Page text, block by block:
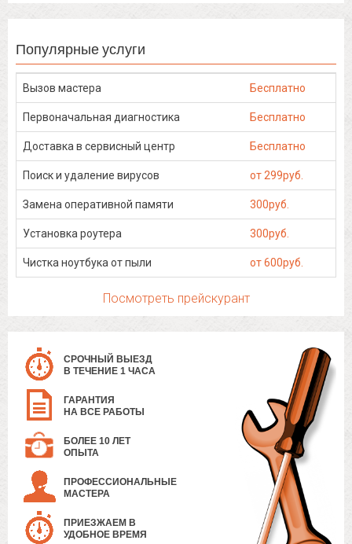
Популярные услуги
Вызов мастера Бесплатно
Первоначальная диагностика Бесплатно
Доставка в сервисный центр Бесплатно
Поиск и удаление вирусов от 299руб.
Замена оперативной памяти 300руб.
Установка роутера 300руб.
Чистка ноутбука от пыли от 600руб.
Посмотреть прейскурант
СРОЧНЫЙ ВЫЕЗД
В ТЕЧЕНИЕ 1 ЧАСА
ГАРАНТИЯ
НА ВСЕ РАБОТЫ
БОЛЕЕ 10 ЛЕТ
ОПЫТА
ПРОФЕССИОНАЛЬНЫЕ
МАСТЕРА
ПРИЕЗЖАЕМ В
УДОБНОЕ ВРЕМЯ